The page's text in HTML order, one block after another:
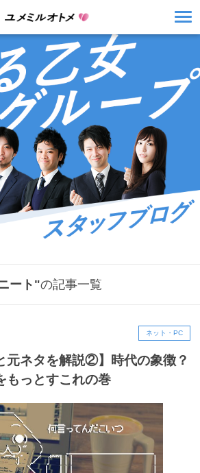
ート"の記事一覧
ネット・PC
元ネタを解説②】時代の象徴？
もっとすこれの巻